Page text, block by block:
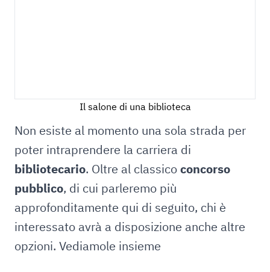
Il salone di una biblioteca
Non esiste al momento una sola strada per
poter intraprendere la carriera di
bibliotecario. Oltre al classicoconcorso
pubblico, di cui parleremo più
approfonditamente qui di seguito, chi è
interessato avrà a disposizione anche altre
opzioni. Vediamole insieme